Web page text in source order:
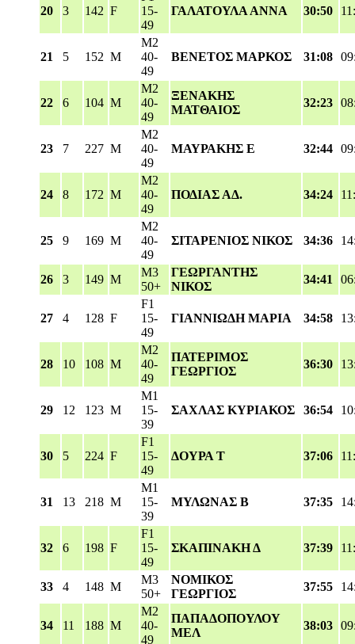
20 3 142 F
15-
49
ΓΑΛΑΤΟΥΛΑ ΑΝΝΑ 30:50
21 5 152 M
M2
40-
49
ΒΕΝΕΤΟΣ ΜΑΡΚΟΣ 31:08
22 6 104 M
M2
40-
49
ΞΕΝΑΚΗΣ
ΜΑΤΘΑΙΟΣ
32:23
23 7 227 M
M2
40-
49
ΜΑΥΡΑΚΗΣ Ε 32:44
24 8 172 M
M2
40-
49
ΠΟΔΙΑΣ ΑΔ. 34:24
25 9 169 M
M2
40-
49
ΣΙΤΑΡΕΝΙΟΣ ΝΙΚΟΣ 34:36
26 3 149 M
M3
50+
ΓΕΩΡΓΑΝΤΗΣ
ΝΙΚΟΣ
34:41
27 4 128 F
F1
15-
49
ΓΙΑΝΝΙΩΔΗ ΜΑΡΙΑ 34:58
28 10 108 M
M2
40-
49
ΠΑΤΕΡΙΜΟΣ
ΓΕΩΡΓΙΟΣ
36:30
29 12 123 M
M1
15-
39
ΣΑΧΛΑΣ ΚΥΡΙΑΚΟΣ 36:54
30 5 224 F
F1
15-
49
ΔΟΥΡΑ Τ 37:06
31 13 218 M
M1
15-
39
ΜΥΛΩΝΑΣ Β 37:35
32 6 198 F
F1
15-
49
ΣΚΑΠΙΝΑΚΗ Δ 37:39
33 4 148 M
M3
50+
ΝΟΜΙΚΟΣ
ΓΕΩΡΓΙΟΣ
37:55
34 11 188 M
M2
40-
49
ΠΑΠΑΔΟΠΟΥΛΟΥ
ΜΕΛ
38:03